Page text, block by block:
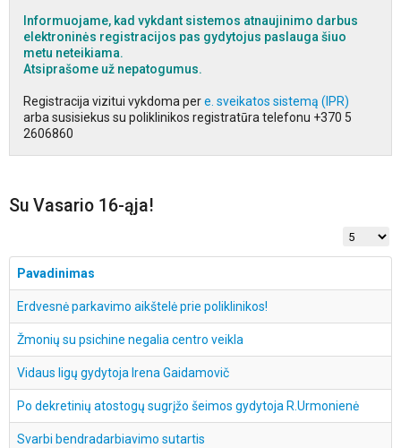
Informuojame, kad vykdant sistemos atnaujinimo darbus
elektroninės registracijos pas gydytojus paslauga šiuo
metu neteikiama.
Atsiprašome už nepatogumus.
Registracija vizitui vykdoma pere. sveikatos sistemą (IPR)
arba susisiekus su poliklinikos registratūra telefonu +370 5
2606860
Su Vasario 16-ąja!
Rodyti po
Pavadinimas
Erdvesnė parkavimo aikštelė prie poliklinikos!
Žmonių su psichine negalia centro veikla
Vidaus ligų gydytoja Irena Gaidamovič
Po dekretinių atostogų sugrįžo šeimos gydytoja R.Urmonienė
Svarbi bendradarbiavimo sutartis